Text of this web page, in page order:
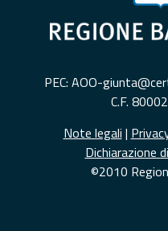
PEC: AOO-
C.F.
Note legali |
Dichiarazione
©2010